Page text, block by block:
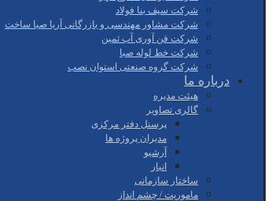
شرکت سیف بنا فولاد
شرکت مشاور مهندسی و بازرگانی آریا صبا ساخت
شرکت فن آوری آب ثمین
شرکت خط لوله صبا
شرکت گروه صنعتی استوان نصب
درباره ما
هیئت مدیره
گالری تصاویر
پرسنل دفتر مرکزی
مدیران پروژه ها
آرشیو
انبار
ساختار سازمانی
ماموریت / چشم انداز